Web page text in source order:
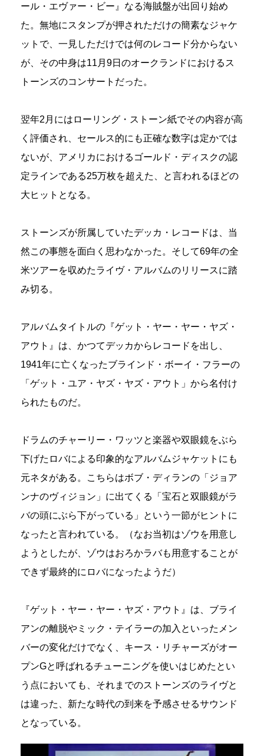
ール・エヴァー・ビー』なる海賊盤が出回り始め
た。無地にスタンプが押されただけの簡素なジャケ
ットで、一見しただけでは何のレコード分からない
が、その中身は11月9日のオークランドにおけるス
トーンズのコンサートだった。
翌年2月にはローリング・ストーン紙でその内容が高
く評価され、セールス的にも正確な数字は定かでは
ないが、アメリカにおけるゴールド・ディスクの認
定ラインである25万枚を超えた、と言われるほどの
大ヒットとなる。
ストーンズが所属していたデッカ・レコードは、当
然この事態を面白く思わなかった。そして69年の全
米ツアーを収めたライヴ・アルバムのリリースに踏
み切る。
アルバムタイトルの『ゲット・ヤー・ヤー・ヤズ・
アウト』は、かつてデッカからレコードを出し、
1941年に亡くなったブラインド・ボーイ・フラーの
「ゲット・ユア・ヤズ・ヤズ・アウト」から名付け
られたものだ。
ドラムのチャーリー・ワッツと楽器や双眼鏡をぶら
下げたロバによる印象的なアルバムジャケットにも
元ネタがある。こちらはボブ・ディランの「ジョア
ンナのヴィジョン」に出てくる「宝石と双眼鏡がラ
バの頭にぶら下がっている」という一節がヒントに
なったと言われている。（なお当初はゾウを用意し
ようとしたが、ゾウはおろかラバも用意することが
できず最終的にロバになったようだ）
『ゲット・ヤー・ヤー・ヤズ・アウト』は、ブライ
アンの離脱やミック・テイラーの加入といったメン
バーの変化だけでなく、キース・リチャーズがオー
プンGと呼ばれるチューニングを使いはじめたとい
う点においても、それまでのストーンズのライヴと
は違った、新たな時代の到来を予感させるサウンド
となっている。